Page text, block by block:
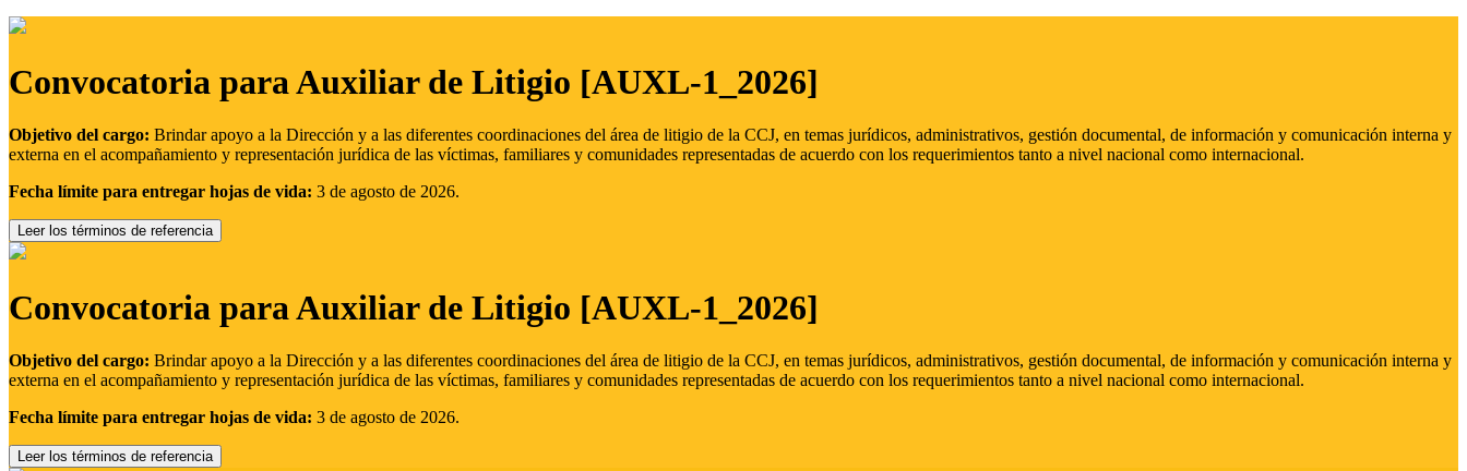
Convocatoria para Auxiliar de Litigio [AUXL-1_2026]
Objetivo del cargo: Brindar apoyo a la Dirección y a las diferentes coordinaciones del área de litigio de la CCJ, en temas jurídicos, administrativos, gestión documental, de información y comunicación interna y
externa en el acompañamiento y representación jurídica de las víctimas, familiares y comunidades representadas de acuerdo con los requerimientos tanto a nivel nacional como internacional.
Fecha límite para entregar hojas de vida: 3 de agosto de 2026.
Leer los términos de referencia
Convocatoria para Auxiliar de Litigio [AUXL-1_2026]
Objetivo del cargo: Brindar apoyo a la Dirección y a las diferentes coordinaciones del área de litigio de la CCJ, en temas jurídicos, administrativos, gestión documental, de información y comunicación interna y
externa en el acompañamiento y representación jurídica de las víctimas, familiares y comunidades representadas de acuerdo con los requerimientos tanto a nivel nacional como internacional.
Fecha límite para entregar hojas de vida: 3 de agosto de 2026.
Leer los términos de referencia